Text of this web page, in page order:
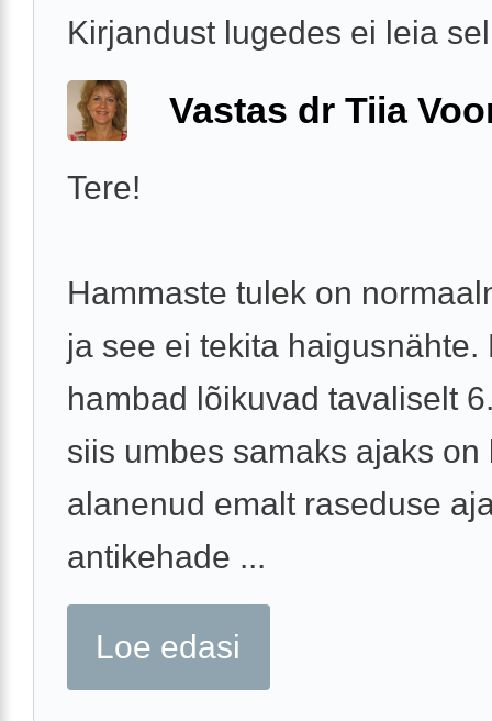
Kirjandust lugedes ei leia
Vastas dr Tiia
Tere!
Hammaste tulek on
ja see ei tekita haigusnähte.
hambad lõikuvad tavaliselt
siis umbes samaks ajaks on
alanenud emalt raseduse
antikehade ...
Loe edasi